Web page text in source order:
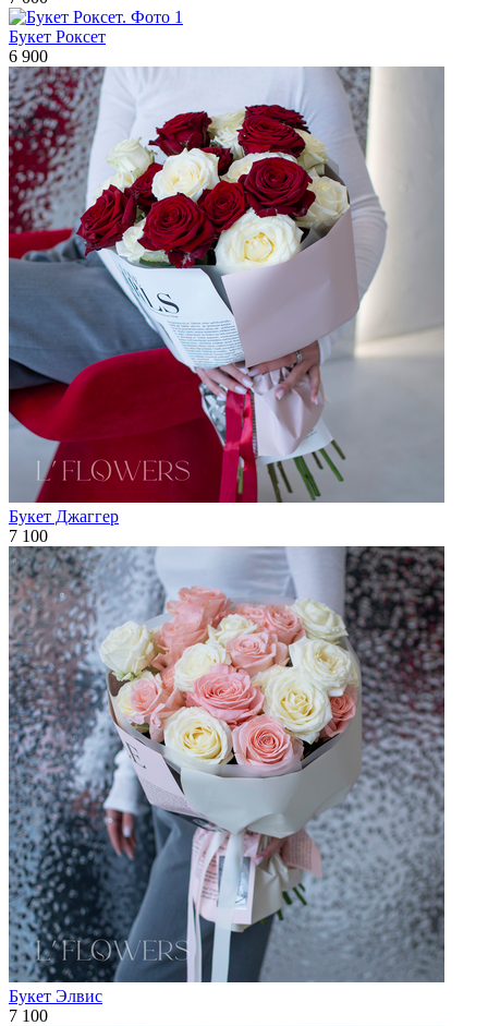
Букет Роксет
6 900
Букет Джаггер
7 100
Букет Элвис
7 100